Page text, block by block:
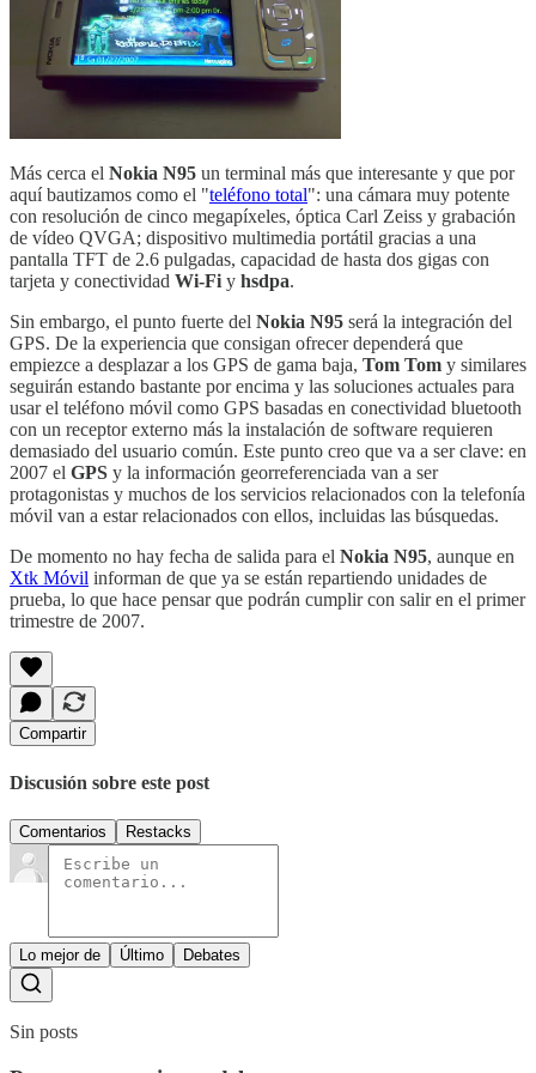
Más cerca el Nokia N95 un terminal más que interesante y que por
aquí bautizamos como el "teléfono total": una cámara muy potente
con resolución de cinco megapíxeles, óptica Carl Zeiss y grabación
de vídeo QVGA; dispositivo multimedia portátil gracias a una
pantalla TFT de 2.6 pulgadas, capacidad de hasta dos gigas con
tarjeta y conectividad Wi-Fiy hsdpa.
Sin embargo, el punto fuerte del Nokia N95 será la integración del
GPS. De la experiencia que consigan ofrecer dependerá que
empiezce a desplazar a los GPS de gama baja, Tom Tom y similares
seguirán estando bastante por encima y las soluciones actuales para
usar el teléfono móvil como GPS basadas en conectividad bluetooth
con un receptor externo más la instalación de software requieren
demasiado del usuario común. Este punto creo que va a ser clave: en
2007 el GPS y la información georreferenciada van a ser
protagonistas y muchos de los servicios relacionados con la telefonía
móvil van a estar relacionados con ellos, incluidas las búsquedas.
De momento no hay fecha de salida para el Nokia N95, aunque en
Xtk Móvil informan de que ya se están repartiendo unidades de
prueba, lo que hace pensar que podrán cumplir con salir en el primer
trimestre de 2007.
Compartir
Discusión sobre este post
Comentarios Restacks
Lo mejor de Último Debates
Sin posts